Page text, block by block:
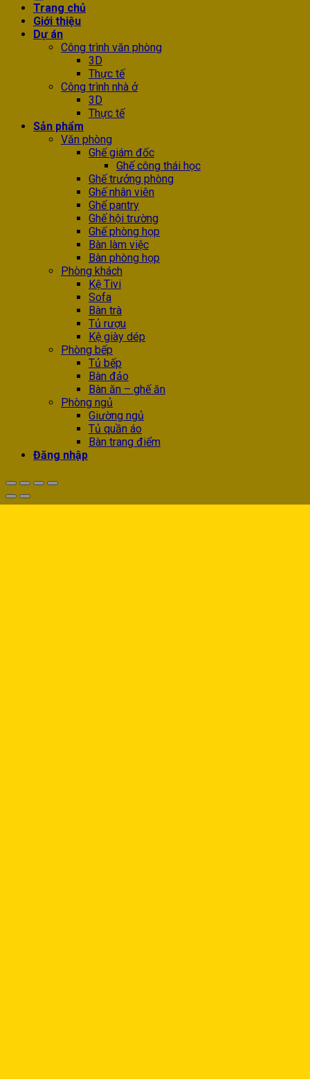
Trang chủ
Giới thiệu
Dự án
Công trình văn phòng
3D
Thực tế
Công trình nhà ở
3D
Thực tế
Sản phẩm
Văn phòng
Ghế giám đốc
Ghế công thái học
Ghế trưởng phòng
Ghế nhân viên
Ghế pantry
Ghế hội trường
Ghế phòng họp
Bàn làm việc
Bàn phòng họp
Phòng khách
Kệ Tivi
Sofa
Bàn trà
Tủ rượu
Kệ giày dép
Phòng bếp
Tủ bếp
Bàn đảo
Bàn ăn – ghế ăn
Phòng ngủ
Giường ngủ
Tủ quần áo
Bàn trang điểm
Đăng nhập